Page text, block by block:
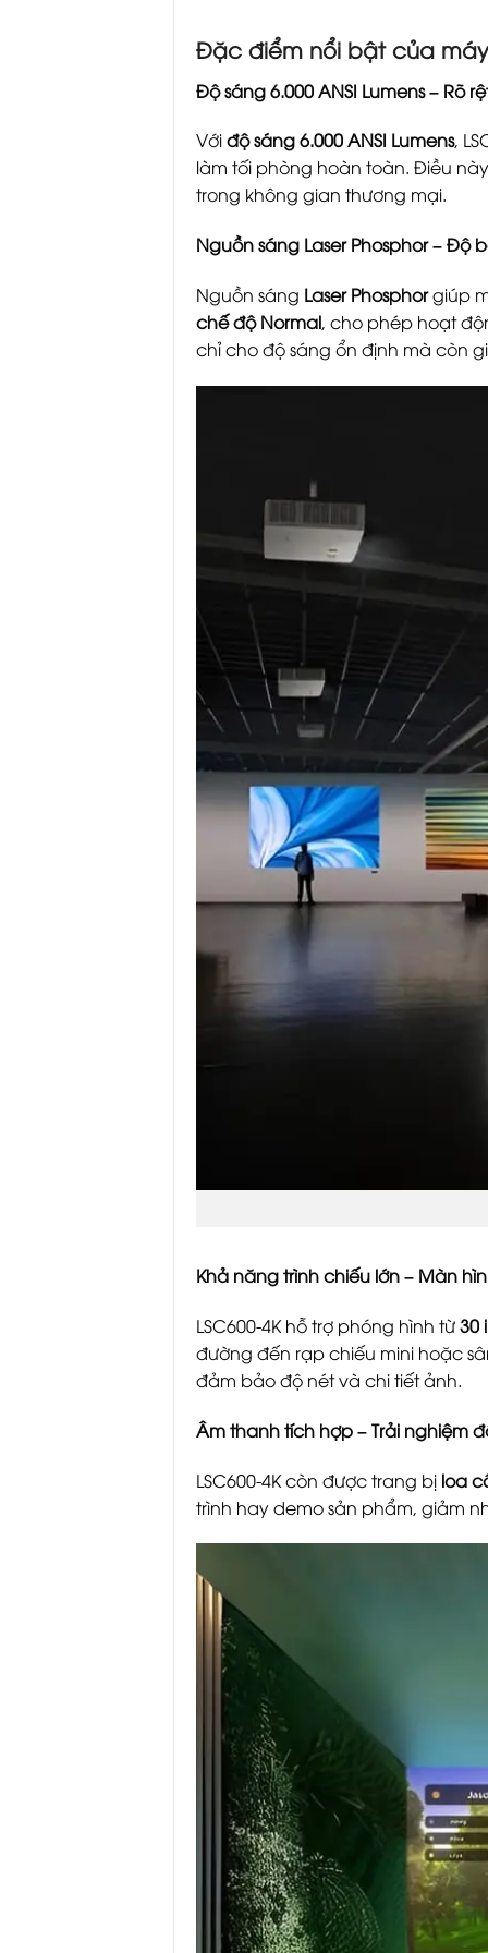
Đặc điểm nổi bật của máy
Độ sáng 6.000 ANSI Lumens – Rõ
Vớiđộ sáng 6.000 ANSI Lumens,
làm tối phòng hoàn toàn. Điều
trong không gian thương mại.
Nguồn sáng Laser Phosphor – Độ
Nguồn sáng Laser Phosphorgiúp
chế độ Normal, cho phép hoạt
chỉ cho độ sáng ổn định mà còn
Khả năng trình chiếu lớn – Màn
LSC600-4K hỗ trợ phóng hình từ30
đường đến rạp chiếu mini hoặc
đảm bảo độ nét và chi tiết ảnh.
Âm thanh tích hợp – Trải nghiệm
LSC600-4K còn được trang bị loa
trình hay demo sản phẩm, giảm